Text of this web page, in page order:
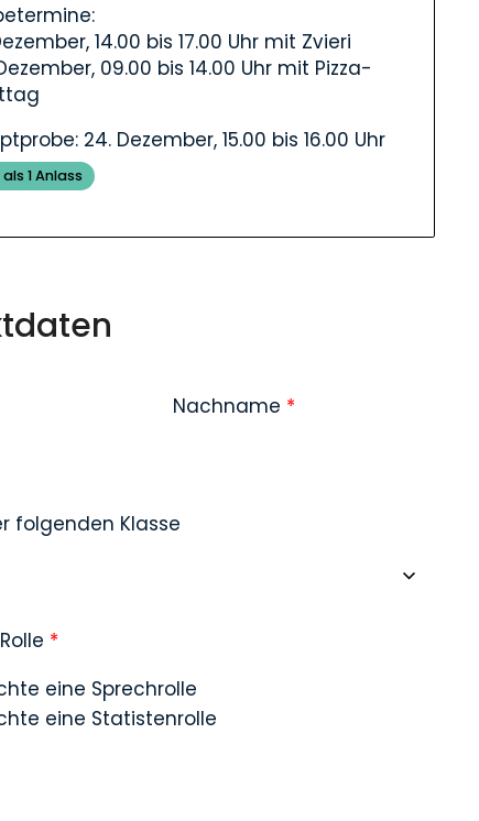
14.00 bis 17.00 Uhr mit Zvieri
09.00 bis 14.00 Uhr mit Pizza-
24. Dezember, 15.00 bis 16.00 Uhr
1 Anlass
Nachname *
folgenden Klasse
*
eine Sprechrolle
eine Statistenrolle